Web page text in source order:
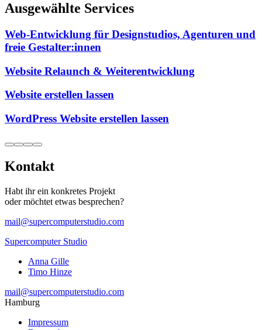
Ausgewählte Services
Web-Entwicklung für Designstudios, Agenturen und
freie Gestalter:innen
Website Relaunch & Weiterentwicklung
Website erstellen lassen
WordPress Website erstellen lassen
Kontakt
Habt ihr ein konkretes Projekt
oder möchtet etwas besprechen?
mail@supercomputerstudio.com
Supercomputer Studio
Anna Gille
Timo Hinze
mail@supercomputerstudio.com
Hamburg
Impressum